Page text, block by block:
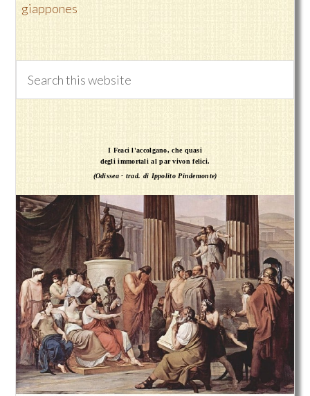
giappones
I Feaci l'accolgano, che quasi
degli immortali al par vivon felici.
(Odissea - trad. di Ippolito Pindemonte)